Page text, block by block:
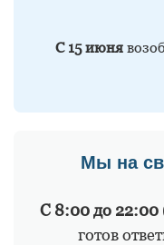
С 15 июня
Мы на
С 8:00 до 22:00
готов